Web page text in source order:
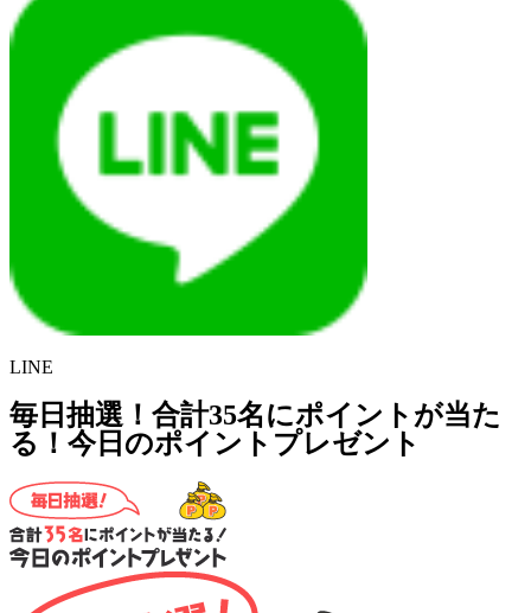
LINE
毎日抽選！合計35名にポイントが当た
る！今日のポイントプレゼント